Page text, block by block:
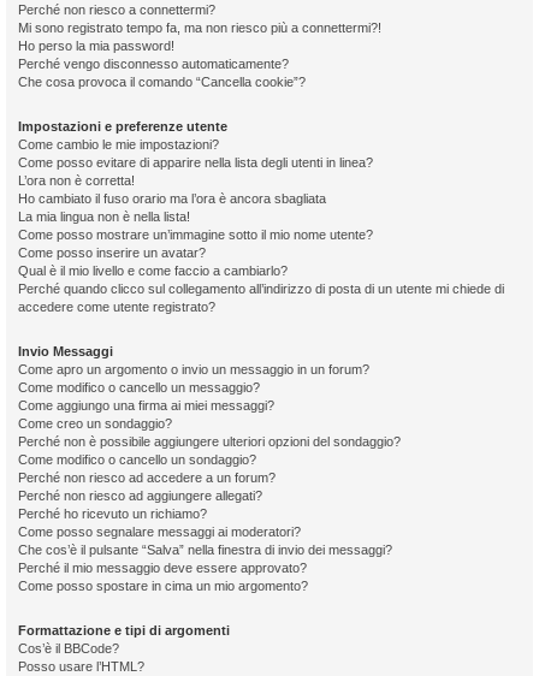
Perché non riesco a connettermi?
Mi sono registrato tempo fa, ma non riesco più a connettermi?!
Ho perso la mia password!
Perché vengo disconnesso automaticamente?
Che cosa provoca il comando “Cancella cookie”?
Impostazioni e preferenze utente
Come cambio le mie impostazioni?
Come posso evitare di apparire nella lista degli utenti in linea?
L’ora non è corretta!
Ho cambiato il fuso orario ma l’ora è ancora sbagliata
La mia lingua non è nella lista!
Come posso mostrare un’immagine sotto il mio nome utente?
Come posso inserire un avatar?
Qual è il mio livello e come faccio a cambiarlo?
Perché quando clicco sul collegamento all’indirizzo di posta di un utente mi chiede di
accedere come utente registrato?
Invio Messaggi
Come apro un argomento o invio un messaggio in un forum?
Come modifico o cancello un messaggio?
Come aggiungo una firma ai miei messaggi?
Come creo un sondaggio?
Perché non è possibile aggiungere ulteriori opzioni del sondaggio?
Come modifico o cancello un sondaggio?
Perché non riesco ad accedere a un forum?
Perché non riesco ad aggiungere allegati?
Perché ho ricevuto un richiamo?
Come posso segnalare messaggi ai moderatori?
Che cos’è il pulsante “Salva” nella finestra di invio dei messaggi?
Perché il mio messaggio deve essere approvato?
Come posso spostare in cima un mio argomento?
Formattazione e tipi di argomenti
Cos’è il BBCode?
Posso usare l’HTML?